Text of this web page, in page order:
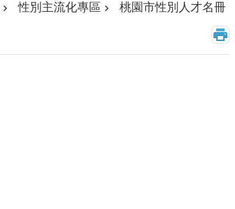
性別主流化專區 桃園市性別人才名冊